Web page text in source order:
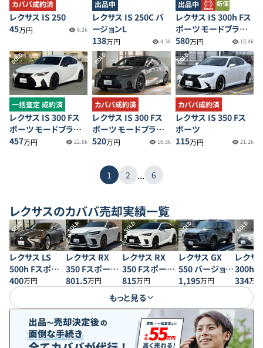
カババ成約済
レクサス IS 250
45万円 8.2k
出品中
レクサス IS 250C バ
ージョンL
138万円 4.3k
出品中
レクサス IS 300h Fス
ポーツ モードブラッ
クⅢ
580万円 15.4k
SOLD
一括査定 成約済
レクサス IS 300 Fス
ポーツ モードブラッ
ク
457万円 22.6k
SOLD
カババ成約済
レクサス IS 300 Fス
ポーツ モードブラッ
クⅢ
520万円 16.3k
SOLD
カババ成約済
レクサス IS 350 Fス
ポーツ
115万円 21.2k
1 2 ... 6
レクサスのカババ売却実績一覧
SOLD
レクサス LS
500h Fスポー
ツ AWD
400万円
SOLD
レクサス RX
350 Fスポーツ
4WD
801.5万円
SOLD
レクサス RX
350 Fスポーツ
4WD
815万円
SOLD
レクサス GX
550 バージョン
L
1,195万円
SOLD
レクサ
300h
ンL
334万円
もっと見る